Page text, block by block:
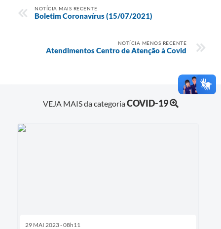
NOTÍCIA MAIS RECENTE
Boletim Coronavírus (15/07/2021)
NOTÍCIA MENOS RECENTE
Atendimentos Centro de Atenção à Covid
VEJA MAIS da categoriaCOVID-19
29 MAI 2023 - 08h11